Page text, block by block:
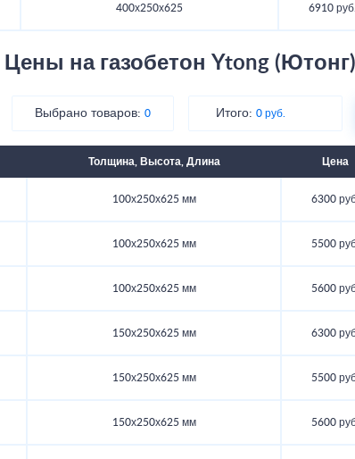
400х250х625 6910 руб.
Цены на газобетон Ytong (Ютонг)
Выбрано товаров: 0 Итого:0 руб.
Толщина, Высота, Длина Цена
100х250х625 мм 6300
100х250х625 мм 5500
100х250х625 мм 5600
150х250х625 мм 6300
150х250х625 мм 5500
150х250х625 мм 5600